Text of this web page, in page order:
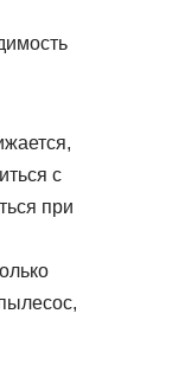
с
при